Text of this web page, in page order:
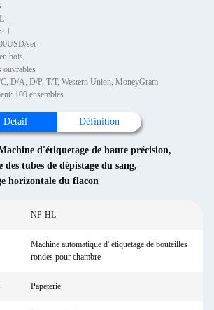
1
set
bois
ouvrables
D/A, D/P, T/T, Western Union, MoneyGram
100 ensembles
Détail Définition
d'étiquetage de haute précision,
tubes de dépistage du sang,
horizontale du flacon
NP-HL
Machine automatique d' étiquetage de bouteilles
rondes pour chambre
Papeterie